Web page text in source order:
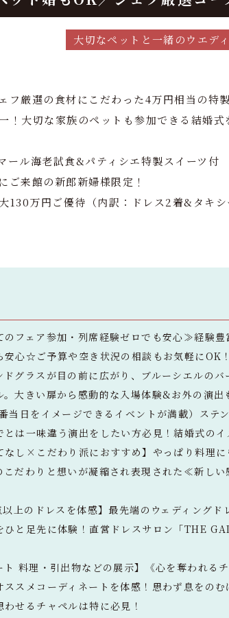
大切なペットと一緒のウエデ
フ厳選の食材にこだわった4万円相当の特
！大切な家族のペットも参加できる結婚式
ール海老試食&パティシエ特製スイーツ付
ご来館の新郎新婦様限定！
130万円ご優待（内訳：ドレス2着&タキ
フェア参加・列席経験ゼロでも安心≫経験
安心☆ご予算や空き状況の相談もお気軽に
ドグラスが目の前に広がり、ブルーシエルの
。大きい扉から感動的な入場体験&お外の演出
当日をイメージできるイベントが満載）ステ
は一味違う演出をしたい方必見！結婚式のイ
なし×こだわり派におすすめ】やっぱり料理
だわりと想いが凝縮され表現された≪新し
上のドレスを体感】最先端のウェディング
ひと足先に体験！直営ドレスサロン「THE
ト 料理・引出物などの展示】《心を奪われる
スメコーディネートを体感！思わず息をの
せるチャペルは特に必見！